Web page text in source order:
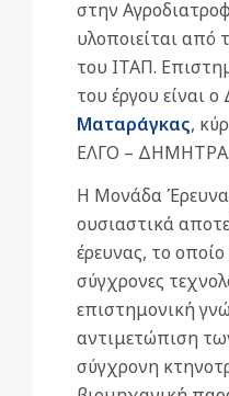
στην
υλοποιείται από
του ΙΤΑΠ.
του έργου είναι ο
Ματαράγκας,
ΕΛΓΟ – ΔΗΜΗΤΡΑ.
Η Μονάδα
ουσιαστικά
έρευνας, το οποίο
σύγχρονες
επιστημονική
αντιμετώπιση
σύγχρονη